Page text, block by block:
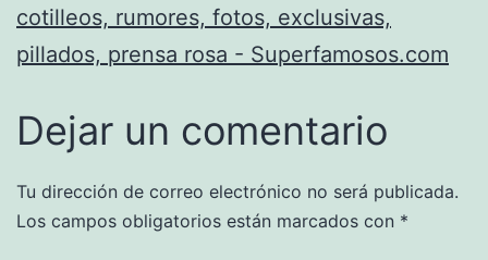
cotilleos, rumores, fotos, exclusivas,
pillados, prensa rosa - Superfamosos.com
Dejar un comentario
Tu dirección de correo electrónico no será publicada.
Los campos obligatorios están marcados con *